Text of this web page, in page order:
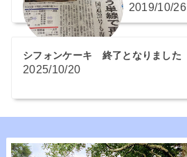
2019/10/26
シフォンケーキ 終了となりました
2025/10/20